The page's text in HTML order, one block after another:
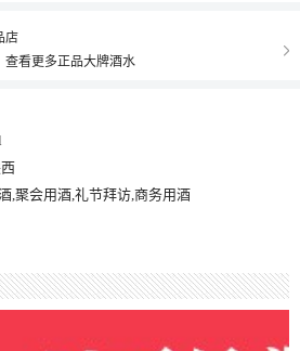
店
查看更多正品大牌酒水
,聚会用酒,礼节拜访,商务用酒